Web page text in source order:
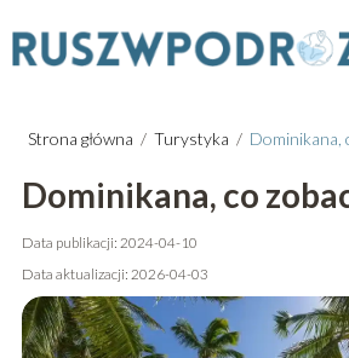
Strona główna / Turystyka / Dominikana,
Dominikana, co
Data publikacji: 2024-04-10
Data aktualizacji: 2026-04-03